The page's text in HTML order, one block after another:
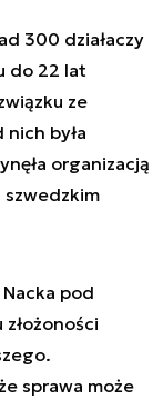
300 działaczy
do 22 lat
ze
była
organizacją
pod
sprawa może